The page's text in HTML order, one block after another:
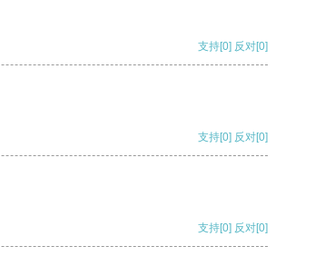
支持[0] 反对[0]
支持[0] 反对[0]
支持[0] 反对[0]